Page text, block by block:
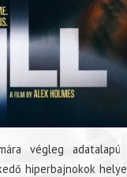
végleg
hiperbajnokok